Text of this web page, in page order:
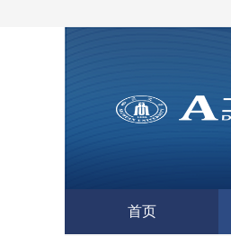
首页